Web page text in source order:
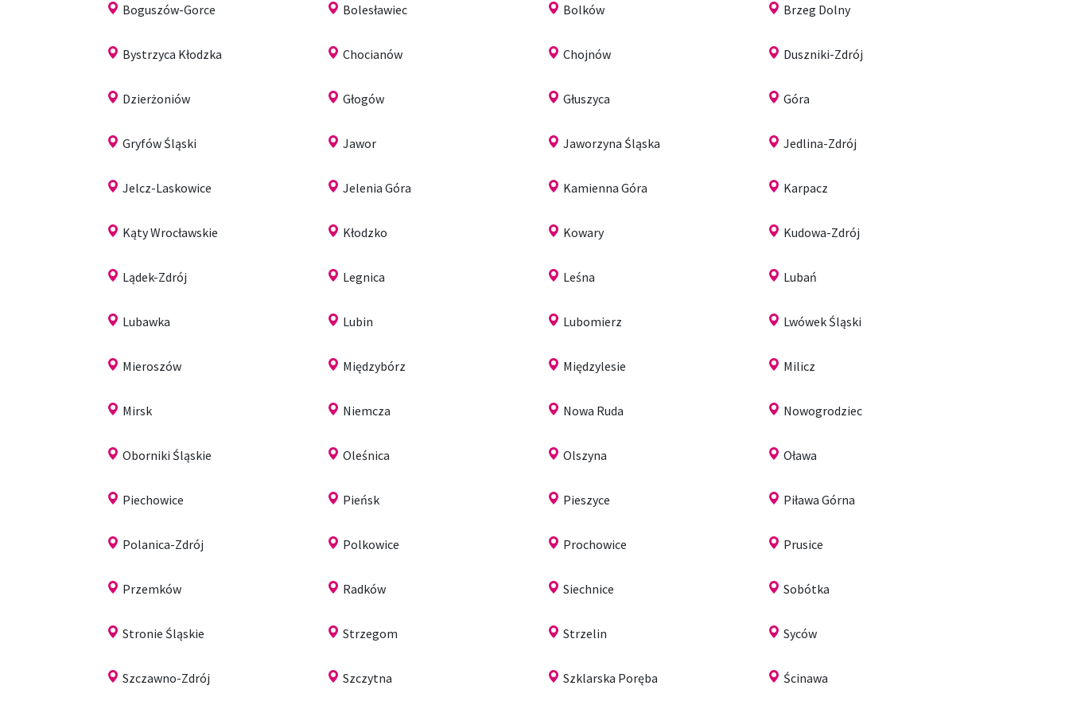
Boguszów-Gorce Bolesławiec Bolków Brzeg Dolny
Bystrzyca Kłodzka Chocianów Chojnów Duszniki-Zdrój
Dzierżoniów Głogów Głuszyca Góra
Gryfów Śląski Jawor Jaworzyna Śląska Jedlina-Zdrój
Jelcz-Laskowice Jelenia Góra Kamienna Góra Karpacz
Kąty Wrocławskie Kłodzko Kowary Kudowa-Zdrój
Lądek-Zdrój Legnica Leśna Lubań
Lubawka Lubin Lubomierz Lwówek Śląski
Mieroszów Międzybórz Międzylesie Milicz
Mirsk Niemcza Nowa Ruda Nowogrodziec
Oborniki Śląskie Oleśnica Olszyna Oława
Piechowice Pieńsk Pieszyce Piława Górna
Polanica-Zdrój Polkowice Prochowice Prusice
Przemków Radków Siechnice Sobótka
Stronie Śląskie Strzegom Strzelin Syców
Szczawno-Zdrój Szczytna Szklarska Poręba Ścinawa